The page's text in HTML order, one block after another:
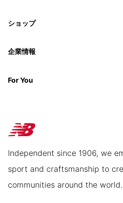
ショップ
企業情報
For You
Independent since 1906, we
sport and craftsmanship to
communities around the world.